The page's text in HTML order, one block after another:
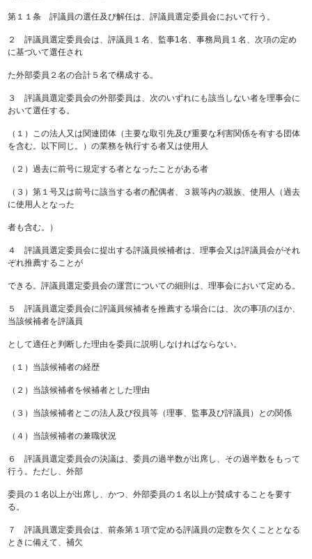
第１１条 評議員の選任及び解任は、評議員選定委員会において行う。
２ 評議員選定委員会は、評議員１名、監事1名、事務局員１名、次項の定め
に基づいて選任され
た外部委員２名の合計５名で構成する。
３ 評議員選定委員会の外部委員は、次のいずれにも該当しない者を理事会に
おいて選任する。
（１）この法人又は関連団体（主要な取引先及び重要な利害関係を有する団体
を含む。以下同じ。）の業務を執行する者又は使用人
（２）過去に前号に規定する者となったことがある者
（３）第１号又は前号に該当する者の配偶者、３親等内の親族、使用人（過去
に使用人となった
者も含む。）
４ 評議員選定委員会に提出する評議員候補者は、理事会又は評議員会がそれ
ぞれ推薦することが
できる。評議員選定委員会の運営についての細則は、理事会において定める。
５ 評議員選定委員会に評議員候補者を推薦する場合には、次の事項のほか、
当該候補者を評議員
として適任と判断した理由を委員に説明しなければならない。
（１）当該候補者の経歴
（２）当該候補者を候補者とした理由
（３）当該候補者とこの法人及び役員等（理事、監事及び評議員）との関係
（４）当該候補者の兼職状況
６ 評議員選定委員会の決議は、委員の過半数が出席し、その過半数をもって
行う。ただし、外部
委員の１名以上が出席し、かつ、外部委員の１名以上が賛成することを要す
る。
７ 評議員選定委員会は、前条第１項で定める評議員の定数を欠くこととなる
ときに備えて、補欠